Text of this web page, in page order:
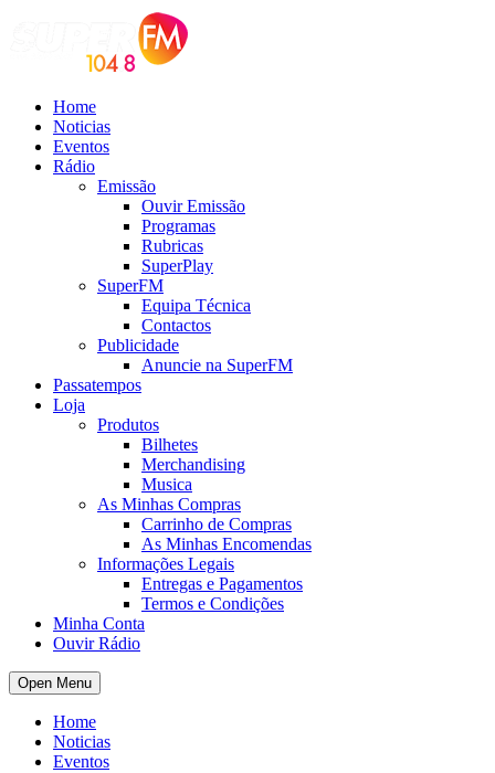
Home
Noticias
Eventos
Rádio
Emissão
Ouvir Emissão
Programas
Rubricas
SuperPlay
SuperFM
Equipa Técnica
Contactos
Publicidade
Anuncie na SuperFM
Passatempos
Loja
Produtos
Bilhetes
Merchandising
Musica
As Minhas Compras
Carrinho de Compras
As Minhas Encomendas
Informações Legais
Entregas e Pagamentos
Termos e Condições
Minha Conta
Ouvir Rádio
Open Menu
Home
Noticias
Eventos